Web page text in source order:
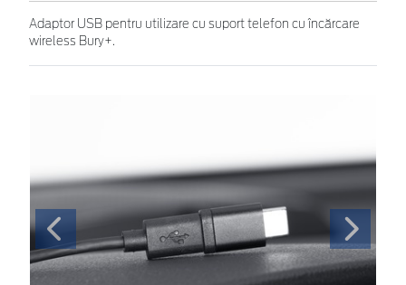
Adaptor USB pentru utilizare cu suport telefon cu încărcare
wireless Bury+.